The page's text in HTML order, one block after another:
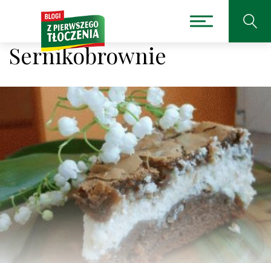
Sernikobrownie